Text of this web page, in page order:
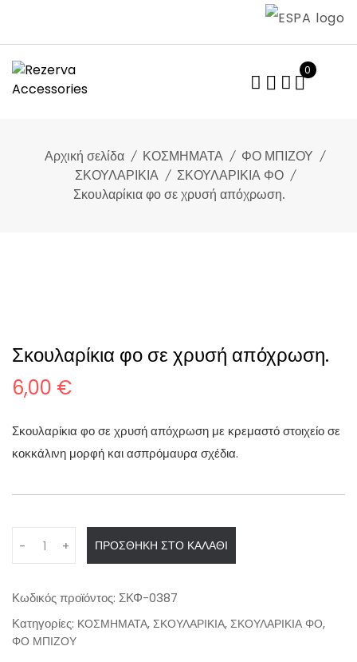
content
0
Αρχική σελίδα ΚΟΣΜΗΜΑΤΑ
ΦΟ ΜΠΙΖΟΥ
ΣΚΟΥΛΑΡΙΚΙΑ
ΣΚΟΥΛΑΡΙΚΙΑ ΦΟ
Σκουλαρίκια φο σε χρυσή απόχρωση.
Σκουλαρίκια φο σε χρυσή απόχρωση.
6,00 €
Σκουλαρίκια φο σε χρυσή απόχρωση με κρεμαστό στοιχείο σε
κοκκάλινη μορφή και ασπρόμαυρα σχέδια.
n
i
t
- + ΠΡΟΣΘΉΚΗ ΣΤΟ ΚΑΛΆΘΙ
Κωδικός προϊόντος: ΣΚΦ-0387
Κατηγορίες: ΚΟΣΜΗΜΑΤΑ, ΣΚΟΥΛΑΡΙΚΙΑ, ΣΚΟΥΛΑΡΙΚΙΑ ΦΟ,
ΦΟ ΜΠΙΖΟΥ